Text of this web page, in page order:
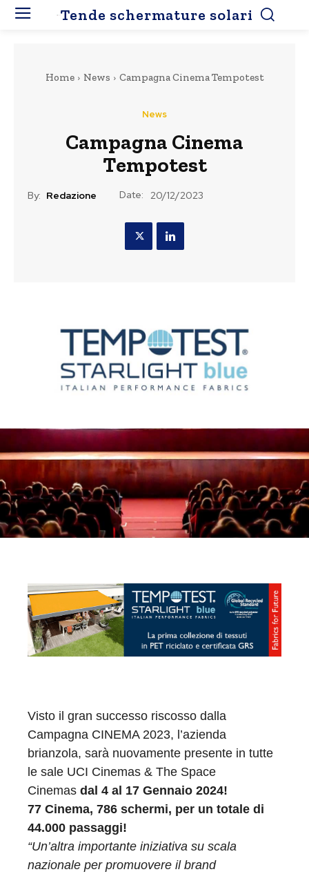
Tende schermature solari
Home News Campagna Cinema Tempotest
News
Campagna Cinema
Tempotest
By: Redazione Date: 20/12/2023
Visto il gran successo riscosso dalla
Campagna CINEMA 2023, l’azienda
brianzola, sarà nuovamente presente in tutte
le sale UCI Cinemas & The Space
Cinemas dal 4 al 17 Gennaio 2024!
77 Cinema, 786 schermi, per un totale di
44.000 passaggi!
“Un’altra importante iniziativa su scala
nazionale per promuovere il brand